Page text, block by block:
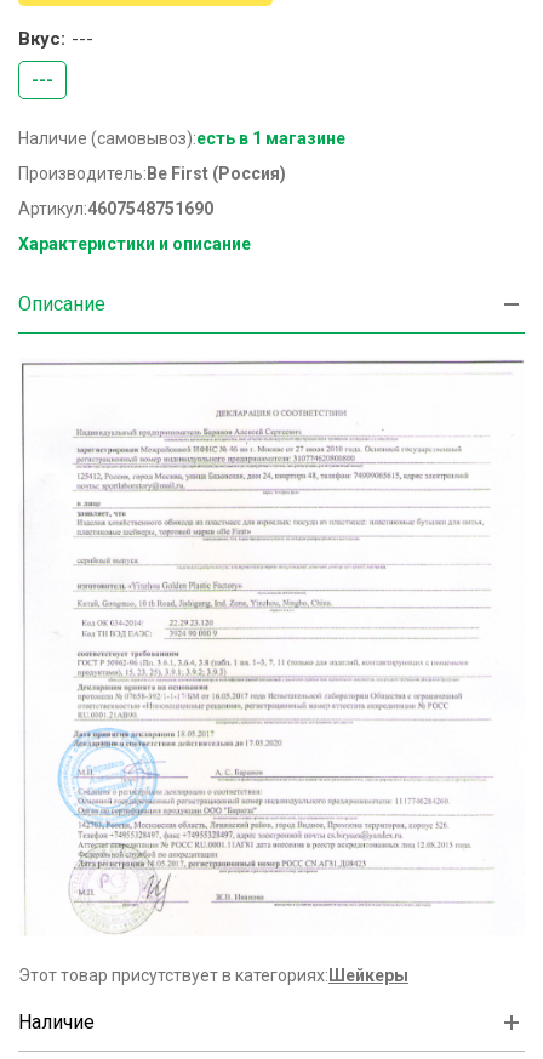
Вкус: ---
---
Наличие (самовывоз):есть в 1 магазине
Производитель: Be First (Россия)
Артикул:4607548751690
Характеристики и описание
Описание
Этот товар присутствует в категориях: Шейкеры
Наличие